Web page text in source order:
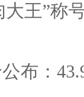
王”称
布：